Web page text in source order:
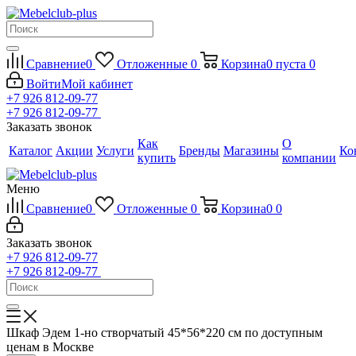
Сравнение0 Отложенные 0 Корзина0 пуста 0
ВойтиМой кабинет
+7 926 812-09-77
+7 926 812-09-77
Заказать звонок
Каталог Акции Услуги
Как
купить
Бренды Магазины
О
компании
Меню
Сравнение0 Отложенные 0 Корзина0 0
Заказать звонок
+7 926 812-09-77
+7 926 812-09-77
Шкаф Эдем 1-но створчатый 45*56*220 см по доступным
ценам в Москве